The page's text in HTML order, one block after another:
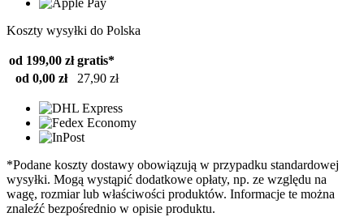
Koszty wysyłki do Polska
od 199,00 zł gratis*
od 0,00 zł
27,90 zł
*Podane koszty dostawy obowiązują w przypadku standardowej
wysyłki. Mogą wystąpić dodatkowe opłaty, np. ze względu na
wagę, rozmiar lub właściwości produktów. Informacje te można
znaleźć bezpośrednio w opisie produktu.